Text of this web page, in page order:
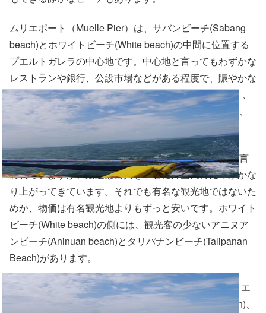
ムリエポート（Muelle Pier）は、サバンビーチ(Sabang
beach)とホワイトビーチ(White beach)の中間に位置する
プエルトガレラの中心地です。中心地と言ってもわずかな
レストランや銀行、公設市場などがある程度で、賑やかな
場所ではありません。サバンビーチ（Sabang beach）、
ホワイトビーチ(White beach)行きのバンカーボートは、
その大半がムリエポート(Muelle Pier)にも止まります。
ホワイトビーチ(White beach)は、フィリピン人中心と言
われていますが、最近は白人を中心に外国人の比率がかな
り上がってきています。それでも有名な観光地ではないた
めか、物価は有名観光地よりもずっと安いです。ホワイト
ビーチ(White beach)の側には、観光客の少ないアニヌア
ンビーチ(Aninuan beach)とタリパナンビーチ(Talipanan
Beach)があります。
Part1の写真は、初日のバタンガス港の出港から、ムリエ
ポート(Muelle Pier)到着、ホワイトビーチ(White beach)、